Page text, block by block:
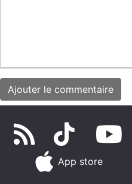
App store